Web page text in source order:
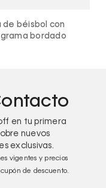
de béisbol con
bordado
en tu primera
nuevos
exclusivas.
vigentes y precios
de descuento.